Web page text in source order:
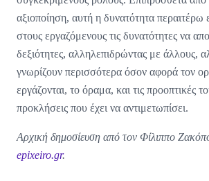
αξιοποίηση, αυτή η δυνατότητα περαιτέρω
στους εργαζόμενους τις δυνατότητες να
δεξιότητες, αλληλεπιδρώντας με άλλους,
γνωρίζουν περισσότερα όσον αφορά τον
εργάζονται, το όραμα, και τις προοπτικές
προκλήσεις που έχει να αντιμετωπίσει.
Αρχική δημοσίευση από τον Φίλιππο
epixeiro.gr.